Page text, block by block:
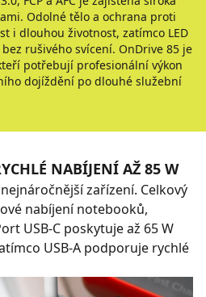
Odolné tělo a ochrana proti
i dlouhou životnost, zatímco LED
rušivého svícení. OnDrive 85 je
potřebují profesionální výkon
dojíždění po dlouhé služební
NABÍJENÍ AŽ 85 W
zařízení. Celkový
nabíjení notebooků,
USB‑C poskytuje až 65 W
USB‑A podporuje rychlé